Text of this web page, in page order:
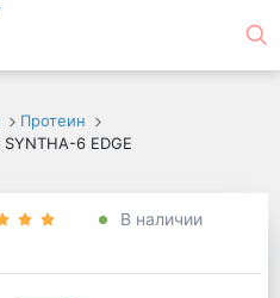
Протеин
SYNTHA-6 EDGE
В наличии